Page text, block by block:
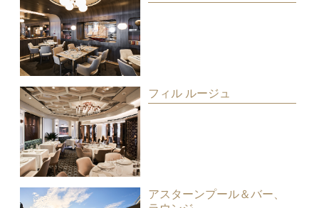
フィル ルージュ
アスターンプール＆バー、